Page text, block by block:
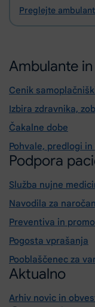
Preglejte
Ambulante
Cenik
Izbira zdravnika,
Čakalne dobe
Pohvale, predlogi
Podpora
Služba nujne
Navodila za
Preventiva in
Pogosta vprašanja
Pooblaščenec za
Aktualno
Arhiv novic in